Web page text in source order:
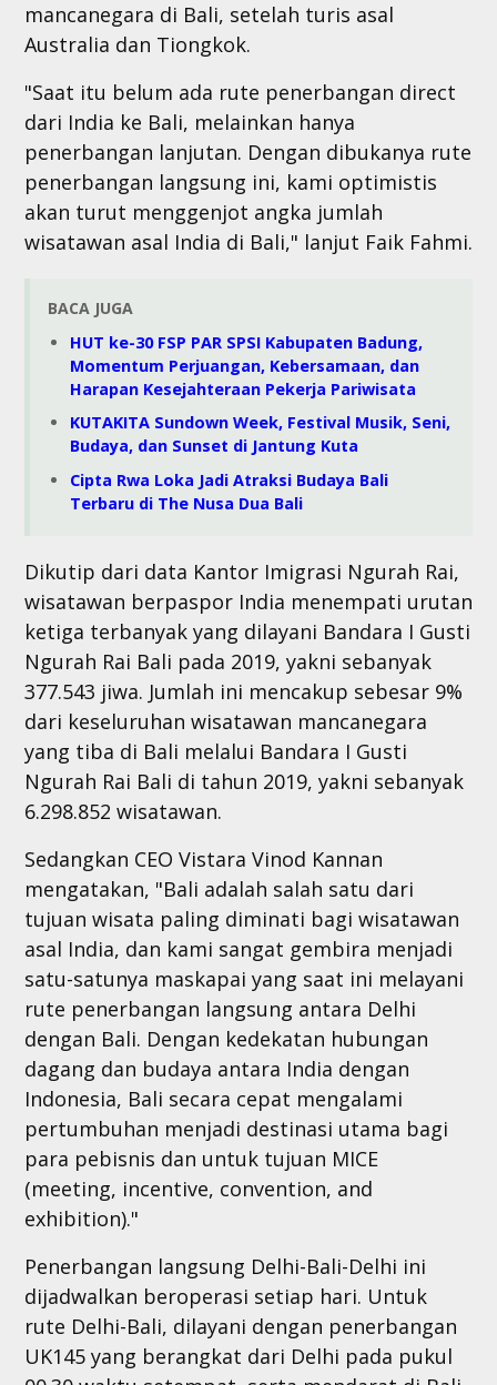
mancanegara di Bali, setelah turis asal
Australia dan Tiongkok.
"Saat itu belum ada rute penerbangan direct
dari India ke Bali, melainkan hanya
penerbangan lanjutan. Dengan dibukanya rute
penerbangan langsung ini, kami optimistis
akan turut menggenjot angka jumlah
wisatawan asal India di Bali," lanjut Faik Fahmi.
BACA JUGA
HUT ke-30 FSP PAR SPSI Kabupaten Badung,
Momentum Perjuangan, Kebersamaan, dan
Harapan Kesejahteraan Pekerja Pariwisata
KUTAKITA Sundown Week, Festival Musik, Seni,
Budaya, dan Sunset di Jantung Kuta
Cipta Rwa Loka Jadi Atraksi Budaya Bali
Terbaru di The Nusa Dua Bali
Dikutip dari data Kantor Imigrasi Ngurah Rai,
wisatawan berpaspor India menempati urutan
ketiga terbanyak yang dilayani Bandara I Gusti
Ngurah Rai Bali pada 2019, yakni sebanyak
377.543 jiwa. Jumlah ini mencakup sebesar 9%
dari keseluruhan wisatawan mancanegara
yang tiba di Bali melalui Bandara I Gusti
Ngurah Rai Bali di tahun 2019, yakni sebanyak
6.298.852 wisatawan.
Sedangkan CEO Vistara Vinod Kannan
mengatakan, "Bali adalah salah satu dari
tujuan wisata paling diminati bagi wisatawan
asal India, dan kami sangat gembira menjadi
satu-satunya maskapai yang saat ini melayani
rute penerbangan langsung antara Delhi
dengan Bali. Dengan kedekatan hubungan
dagang dan budaya antara India dengan
Indonesia, Bali secara cepat mengalami
pertumbuhan menjadi destinasi utama bagi
para pebisnis dan untuk tujuan MICE
(meeting, incentive, convention, and
exhibition)."
Penerbangan langsung Delhi-Bali-Delhi ini
dijadwalkan beroperasi setiap hari. Untuk
rute Delhi-Bali, dilayani dengan penerbangan
UK145 yang berangkat dari Delhi pada pukul